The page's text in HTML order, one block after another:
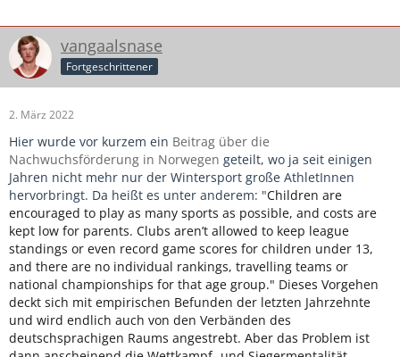
vangaalsnase
Fortgeschrittener
2. März 2022
Hier wurde vor kurzem ein Beitrag über die
Nachwuchsförderung in Norwegen geteilt, wo ja seit einigen
Jahren nicht mehr nur der Wintersport große AthletInnen
hervorbringt. Da heißt es unter anderem: "Children are
encouraged to play as many sports as possible, and costs are
kept low for parents. Clubs aren’t allowed to keep league
standings or even record game scores for children under 13,
and there are no individual rankings, travelling teams or
national championships for that age group." Dieses Vorgehen
deckt sich mit empirischen Befunden der letzten Jahrzehnte
und wird endlich auch von den Verbänden des
deutschsprachigen Raums angestrebt. Aber das Problem ist